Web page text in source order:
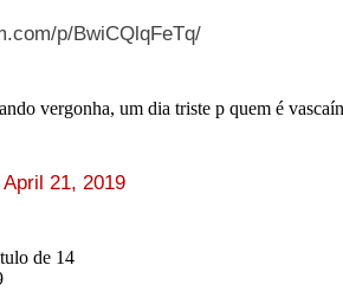
p/BwiCQlqFeTq/
vergonha, um dia triste p quem é
April 21, 2019
de 14